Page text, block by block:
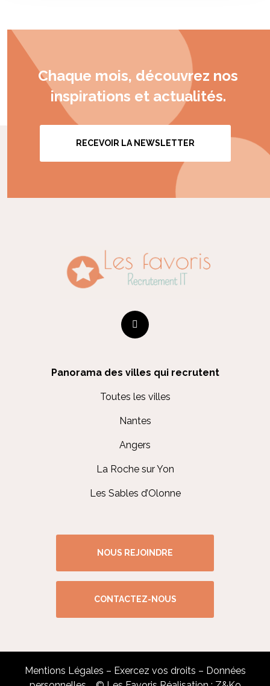
Chaque mois, découvrez nos
inspirations et actualités.
RECEVOIR LA NEWSLETTER
Panorama des villes qui recrutent
Toutes les villes
Nantes
Angers
La Roche sur Yon
Les Sables d’Olonne
NOUS REJOINDRE
CONTACTEZ-NOUS
Mentions Légales – Exercez vos droits – Données